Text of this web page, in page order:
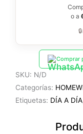
o a
🔒
Comprar
SKU: N/D
Categorías:
Etiquetas: DÍA A DÍA